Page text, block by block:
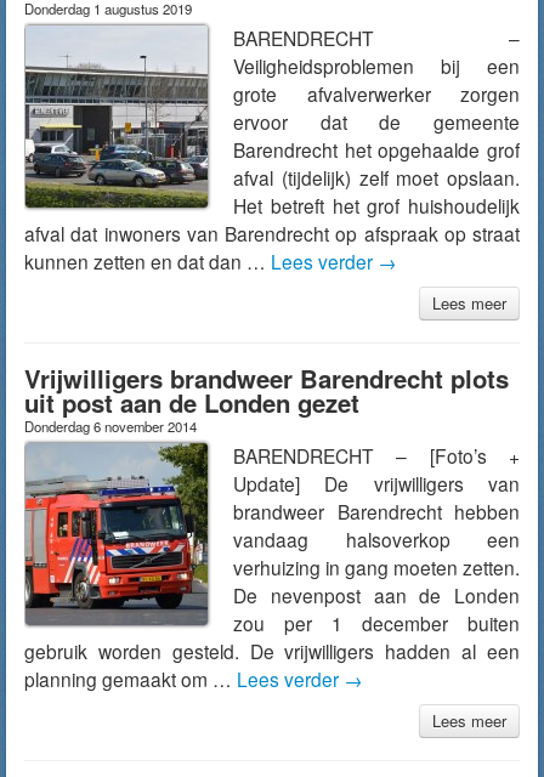
Donderdag 1 augustus 2019
BARENDRECHT –
Veiligheidsproblemen bij een
grote afvalverwerker zorgen
ervoor dat de gemeente
Barendrecht het opgehaalde grof
afval (tijdelijk) zelf moet opslaan.
Het betreft het grof huishoudelijk
afval dat inwoners van Barendrecht op afspraak op straat
kunnen zetten en dat dan … Lees verder →
Lees meer
Vrijwilligers brandweer Barendrecht plots
uit post aan de Londen gezet
Donderdag 6 november 2014
BARENDRECHT – [Foto’s +
Update] De vrijwilligers van
brandweer Barendrecht hebben
vandaag halsoverkop een
verhuizing in gang moeten zetten.
De nevenpost aan de Londen
zou per 1 december buiten
gebruik worden gesteld. De vrijwilligers hadden al een
planning gemaakt om … Lees verder →
Lees meer